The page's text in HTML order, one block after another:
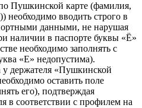
Пушкинской карте (фамилия,
необходимо вводить строго в
данными, не нарушая
наличии в паспорте буквы «Ё»
необходимо заполнять с
«Е» недопустима).
у держателя «Пушкинской
оставить поле
его), подтверждая
в соответствии с профилем на